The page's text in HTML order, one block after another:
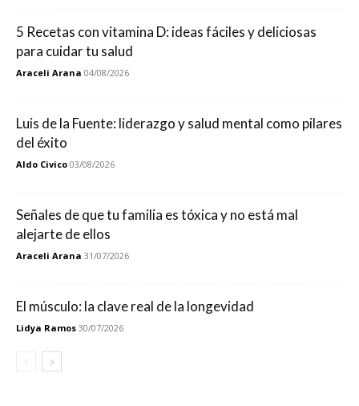
5 Recetas con vitamina D: ideas fáciles y deliciosas
para cuidar tu salud
Araceli Arana 04/08/2026
Luis de la Fuente: liderazgo y salud mental como pilares
del éxito
Aldo Civico 03/08/2026
Señales de que tu familia es tóxica y no está mal
alejarte de ellos
Araceli Arana 31/07/2026
El músculo: la clave real de la longevidad
Lidya Ramos 30/07/2026